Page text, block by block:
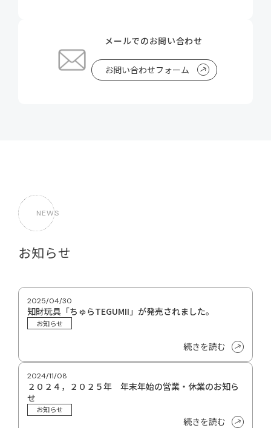
メールでのお問い合わせ
お問い合わせフォーム
NEWS
お知らせ
2025/04/30
知財玩具「ちゅらTEGUMII」が発売されました。
お知らせ
続きを読む
2024/11/08
２０２４，２０２５年 年末年始の営業・休業のお知ら
せ
お知らせ
続きを読む